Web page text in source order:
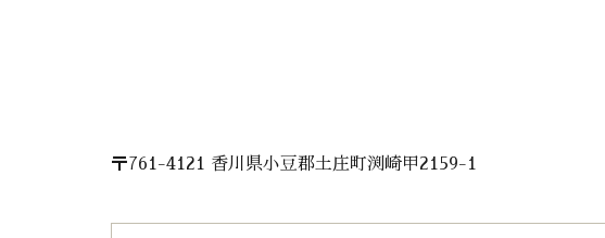
〒761-4121 香川県小豆郡土庄町渕崎甲2159-1